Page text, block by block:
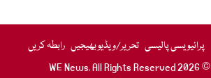
پرائیویسی پالیسی تحریر/ویڈیو بھیجیں رابطہ کریں
© 2026 WE News. All Rights Reserved